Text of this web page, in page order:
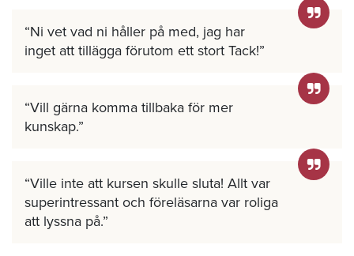
Ni vet vad ni håller på med, jag har
inget att tillägga förutom ett stort Tack!
Vill gärna komma tillbaka för mer
kunskap.
Ville inte att kursen skulle sluta! Allt var
superintressant och föreläsarna var roliga
att lyssna på.